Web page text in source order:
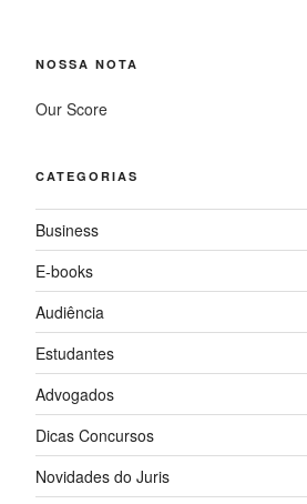
NOSSA NOTA
Our Score
CATEGORIAS
Business
E-books
Audiência
Estudantes
Advogados
Dicas Concursos
Novidades do Juris